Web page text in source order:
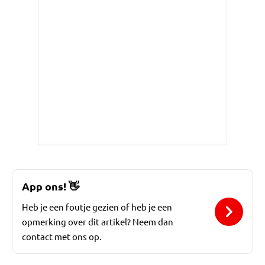
App ons!👋
Heb je een foutje gezien of heb je een
opmerking over dit artikel? Neem dan
contact met ons op.